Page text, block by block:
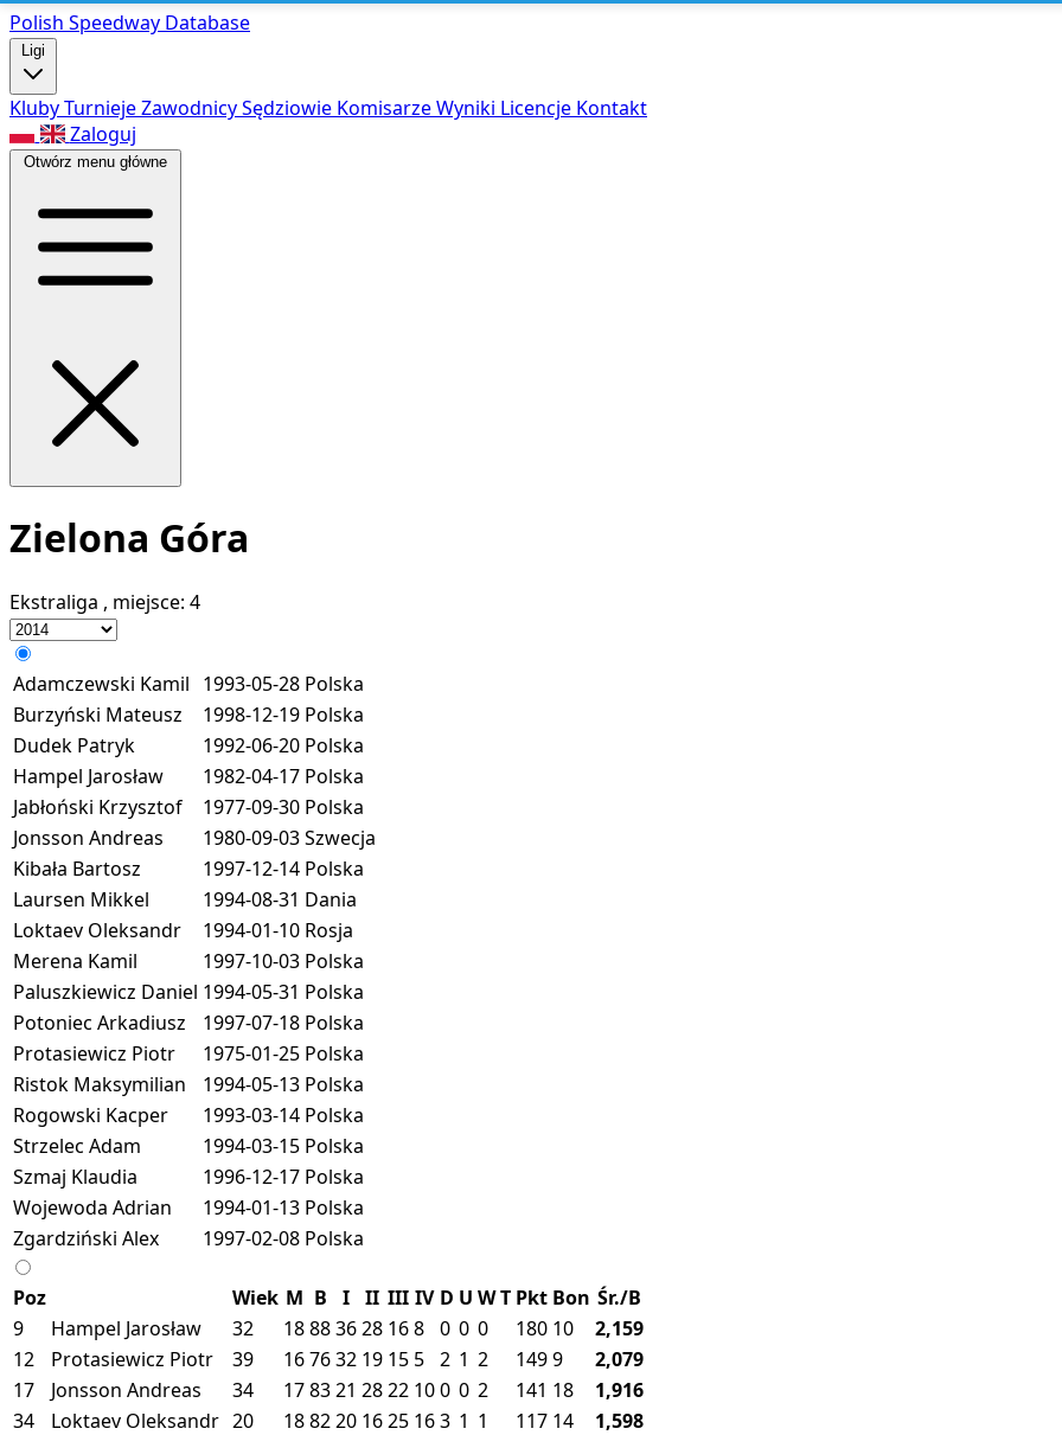
Polish Speedway Database
Ligi
KlubyTurniejeZawodnicySędziowie KomisarzeWyniki Licencje Kontakt
Zaloguj
Otwórz menu główne
Zielona Góra
Ekstraliga , miejsce: 4
Adamczewski Kamil 1993-05-28 Polska
Burzyński Mateusz
1998-12-19 Polska
Dudek Patryk
1992-06-20 Polska
Hampel Jarosław
1982-04-17 Polska
Jabłoński Krzysztof
1977-09-30 Polska
Jonsson Andreas
1980-09-03Szwecja
Kibała Bartosz
1997-12-14 Polska
Laursen Mikkel
1994-08-31 Dania
Loktaev Oleksandr
1994-01-10 Rosja
Merena Kamil
1997-10-03 Polska
Paluszkiewicz Daniel 1994-05-31 Polska
Potoniec Arkadiusz
1997-07-18 Polska
Protasiewicz Piotr
1975-01-25 Polska
Ristok Maksymilian
1994-05-13 Polska
Rogowski Kacper
1993-03-14 Polska
Strzelec Adam
1994-03-15 Polska
Szmaj Klaudia
1996-12-17 Polska
Wojewoda Adrian
1994-01-13 Polska
Zgardziński Alex
1997-02-08 Polska
Poz Wiek M B I II III IV D U WT Pkt Bon Śr./B
9
Hampel Jarosław 32 18883628 168 0 0 0 180 10
2,159
12
Protasiewicz Piotr 39 167632 19 15 5 2 1 2 1499
2,079
17
Jonsson Andreas 34 178321 2822 100 0 2 141 18
1,916
34
Loktaev Oleksandr 20 188220 1625 163 1 1 117 14
1,598